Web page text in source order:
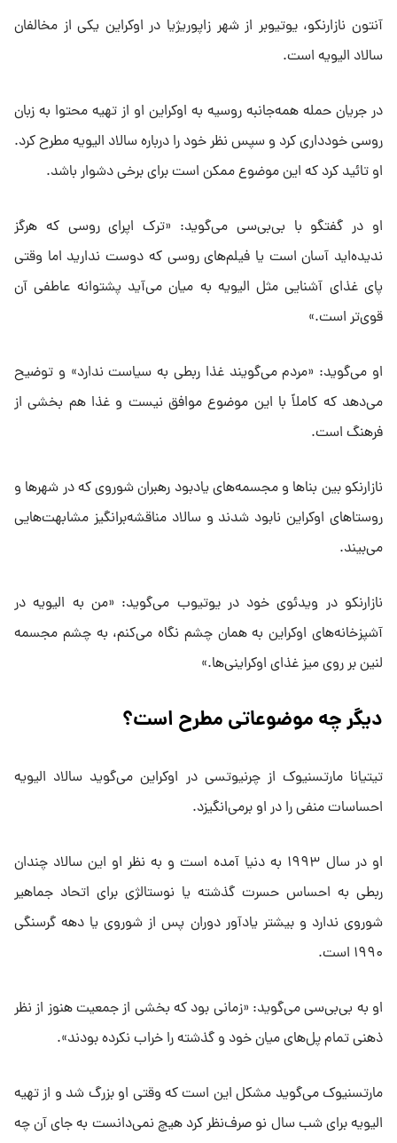
آنتون نازارنکو، یوتیوبر از شهر زاپوریژیا در اوکراین یکی از مخالفان
سالاد الیویه است.
در جریان حمله همه‌جانبه روسیه به اوکراین او از تهیه محتوا به زبان
روسی خودداری کرد و سپس نظر خود را درباره سالاد الیویه مطرح کرد.
او تائید کرد که این موضوع ممکن است برای برخی دشوار باشد.
او در گفتگو با بی‌بی‌سی می‌گوید: «ترک اپرای روسی که هرگز
ندیده‌اید آسان است یا فیلم‌های روسی که دوست ندارید اما وقتی
پای غذای آشنایی مثل الیویه به میان می‌آید پشتوانه عاطفی آن
قوی‌تر است.»
او می‌گوید: «مردم می‌گویند غذا ربطی به سیاست ندارد» و توضیح
می‌دهد که کاملاً با این موضوع موافق نیست و غذا هم بخشی از
فرهنگ است.
نازارنکو بین بنا‌ها و مجسمه‌های یادبود رهبران شوروی که در شهر‌ها و
روستا‌های اوکراین نابود شدند و سالاد مناقشه‌برانگیز مشابهت‌هایی
می‌بیند.
نازارنکو در ویدئوی خود در یوتیوب می‌گوید: «من به الیویه در
آشپزخانه‌های اوکراین به همان چشم نگاه می‌کنم، به چشم مجسمه‌
لنین بر روی میز غذای اوکراینی‌ها.»
دیگر چه موضوعاتی مطرح است؟
تیتیانا مارتسنیوک از چرنیوتسی در اوکراین می‌گوید سالاد الیویه
احساسات منفی را در او برمی‌انگیزد.
او در سال ۱۹۹۳ به دنیا آمده است و به نظر او این سالاد چندان
ربطی به احساس حسرت گذشته یا نوستالژی برای اتحاد جماهیر
شوروی ندارد و بیشتر یادآور دوران پس از شوروی یا دهه گرسنگی
۱۹۹۰ است.
او به بی‌بی‌سی می‌گوید: «زمانی بود که بخشی از جمعیت هنوز از نظر
ذهنی تمام پل‌های میان خود و گذشته را خراب نکرده بودند».
مارتسنیوک می‌گوید مشکل این است که وقتی او بزرگ شد و از تهیه
الیویه برای شب سال نو صرف‌نظر کرد هیچ نمی‌دانست به جای آن چه